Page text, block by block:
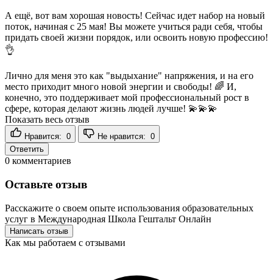
А ещё, вот вам хорошая новость! Сейчас идет набор на новый
поток, начиная с 25 мая! Вы можете учиться ради себя, чтобы
придать своей жизни порядок, или освоить новую профессию!
👌
Лично для меня это как "выдыхание" напряжения, и на его
место приходит много новой энергии и свободы! 🌈 И,
конечно, это поддерживает мой профессиональный рост в
сфере, которая делают жизнь людей лучше! 💫💫💫
Показать весь отзыв
Нравится: 0 Не нравится: 0
Ответить
0 комментариев
Оставьте отзыв
Расскажите о своем опыте использования образовательных
услуг в Международная Школа Гештальт Онлайн
Написать отзыв
Как мы работаем с отзывами